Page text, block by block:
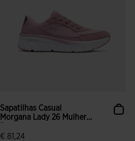
Sapatilhas Casual
Morgana Lady 26 Mulher
€ 81,24